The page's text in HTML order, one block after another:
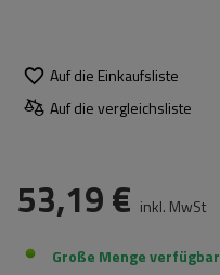
Auf die Einkaufsliste
Auf die vergleichsliste
53,19 € inkl. MwSt
Große Menge verfügbar